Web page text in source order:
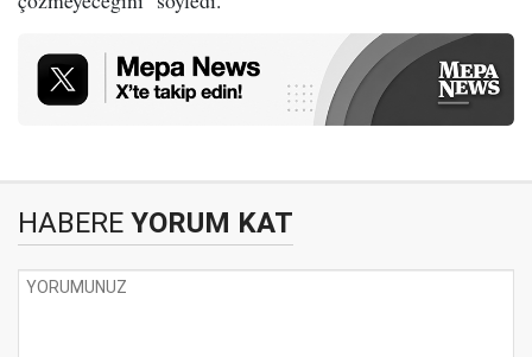
HABERE YORUM KAT